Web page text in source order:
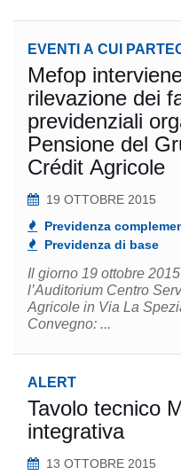
EVENTI A CUI
Mefop
rilevazione dei
previdenziali
Pensione del
Crédit Agricole
19 OTTOBRE 2015
Previdenza
Previdenza di base
Il giorno 19 ottobre
l’Auditorium Centro
Agricole in Via La
Convegno: ...
ALERT
Tavolo tecnico
integrativa
13 OTTOBRE 2015